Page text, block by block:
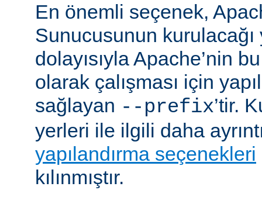
En önemli seçenek,
Sunucusunun
dolayısıyla Apache’nin
olarak çalışması için
sağlayan --prefix’tir.
yerleri ile ilgili daha
yapılandırma seçenekleri
kılınmıştır.